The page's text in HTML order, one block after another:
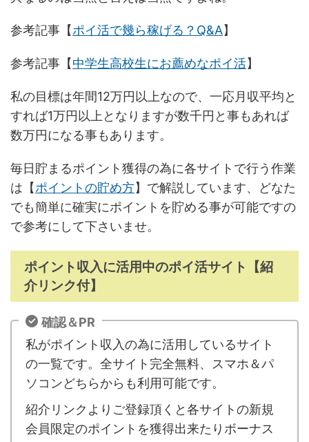
参考記事【ポイ活で幾ら稼げる？Q&A】
参考記事【中学生高校生にお薦めなポイ活】
私の目標は年間12万円以上なので、一応月収平均と
すれば1万円以上となりますが数千円と事もあれば
数万円になる事もあります。
毎日貯まるポイント獲得の為に各サイトで行う作業
は【ポイントの貯め方】で解説しています、どなた
でも簡単に確実にポイントを貯める事が可能ですの
で参考にして下さいませ。
ポイント収入に活用中のポイ活サイト【紹
介リンク付】
確認＆PR
私がポイント収入の為に活用しているサイト
の一覧です。全サイト完全無料、スマホ＆パ
ソコンどちらからも利用可能です。
紹介リンクよりご登録頂くと各サイトの新規
会員限定のポイントを獲得出来たりボーナス